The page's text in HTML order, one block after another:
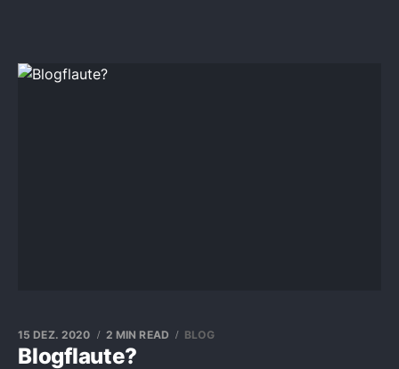
Blogflaute?
15 DEZ. 2020 2 MIN READ BLOG